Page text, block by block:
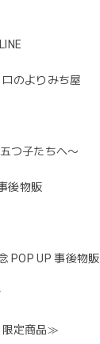
ロのよりみち屋
つ子たちへ〜
後物販
POP UP 事後物販
限定商品≫